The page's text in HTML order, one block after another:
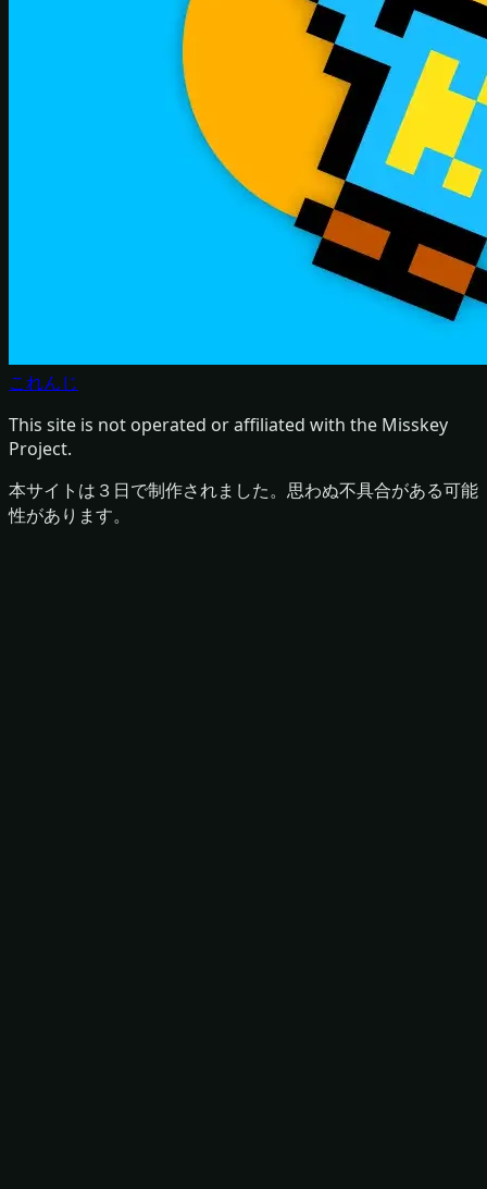
これんじ
This site is not operated or affiliated with the Misskey
Project.
本サイトは３日で制作されました。思わぬ不具合がある可能
性があります。